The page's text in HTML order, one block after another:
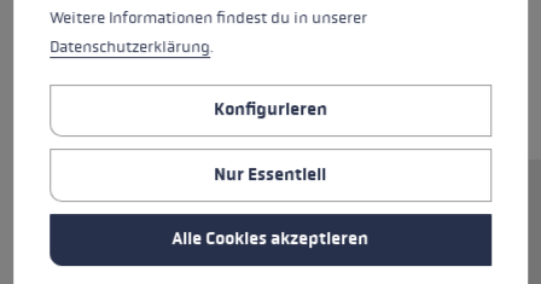
Ersatzsegment (Mittelteil) für LEKI FX.One
Stöcke. Abmessungen: 12x315mm.
Rohrmaterial: Carbon.
Weitere Informationen findest du in unserer
Datenschutzerklärung.
Konfigurieren
Nur Essentiell
Alle Cookies akzeptieren